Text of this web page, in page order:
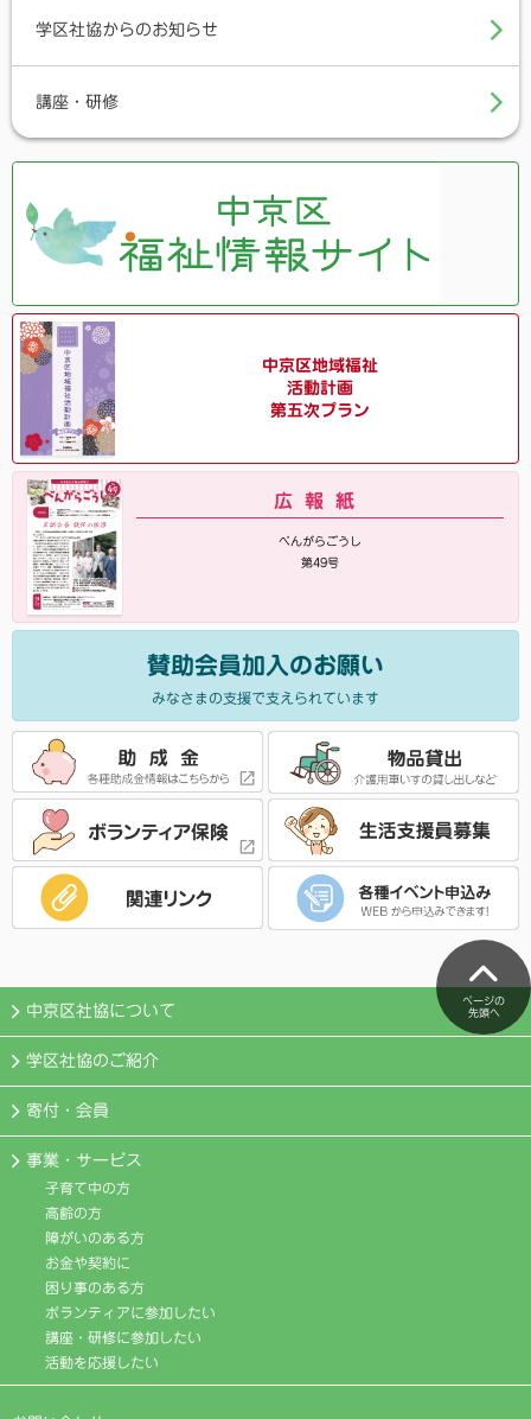
学区社協からのお知らせ
講座・研修
中京区地域福祉
活動計画
第五次プラン
広報紙
べんがらごうし
第49号
賛助会員加入のお願い
みなさまの支援で支えられています
ページの
先頭へ
中京区社協について
学区社協のご紹介
寄付・会員
事業・サービス
子育て中の方
高齢の方
障がいのある方
お金や契約に
困り事のある方
ボランティアに参加したい
講座・研修に参加したい
活動を応援したい